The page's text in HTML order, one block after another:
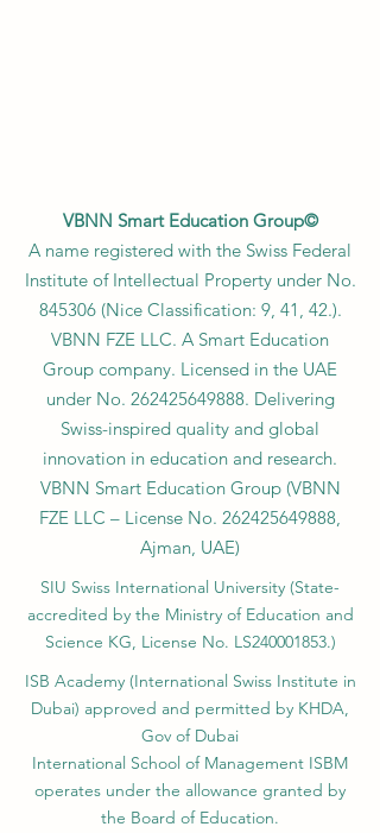
VBNN Smart Education Group©
A name registered with the Swiss Federal
Institute of Intellectual Property under No.
845306 (Nice Classification: 9, 41, 42.).
VBNN FZE LLC. A Smart Education
Group company. Licensed in the UAE
under No. 262425649888. Delivering
Swiss-inspired quality and global
innovation in education and research.
VBNN Smart Education Group (VBNN
FZE LLC – License No. 262425649888,
Ajman, UAE)
SIU Swiss International University (State-
accredited by the Ministry of Education and
Science KG, License No. LS240001853.)
ISB Academy (International Swiss Institute in
Dubai) approved and permitted by KHDA,
Gov of Dubai
International School of Management ISBM
operates under the allowance granted by
the Board of Education.